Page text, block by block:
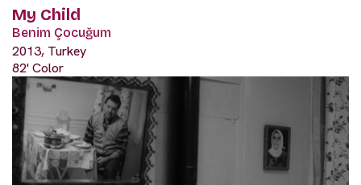
My Child
Benim Çocuğum
2013, Turkey
82' Color